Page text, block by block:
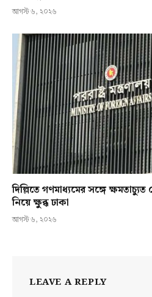
আগস্ট ৬, ২০২৬
দিল্লিতে গণমাধ্যমের সঙ্গে
নিয়ে ক্ষুব্ধ ঢাকা
আগস্ট ৬, ২০২৬
LEAVE A REPLY